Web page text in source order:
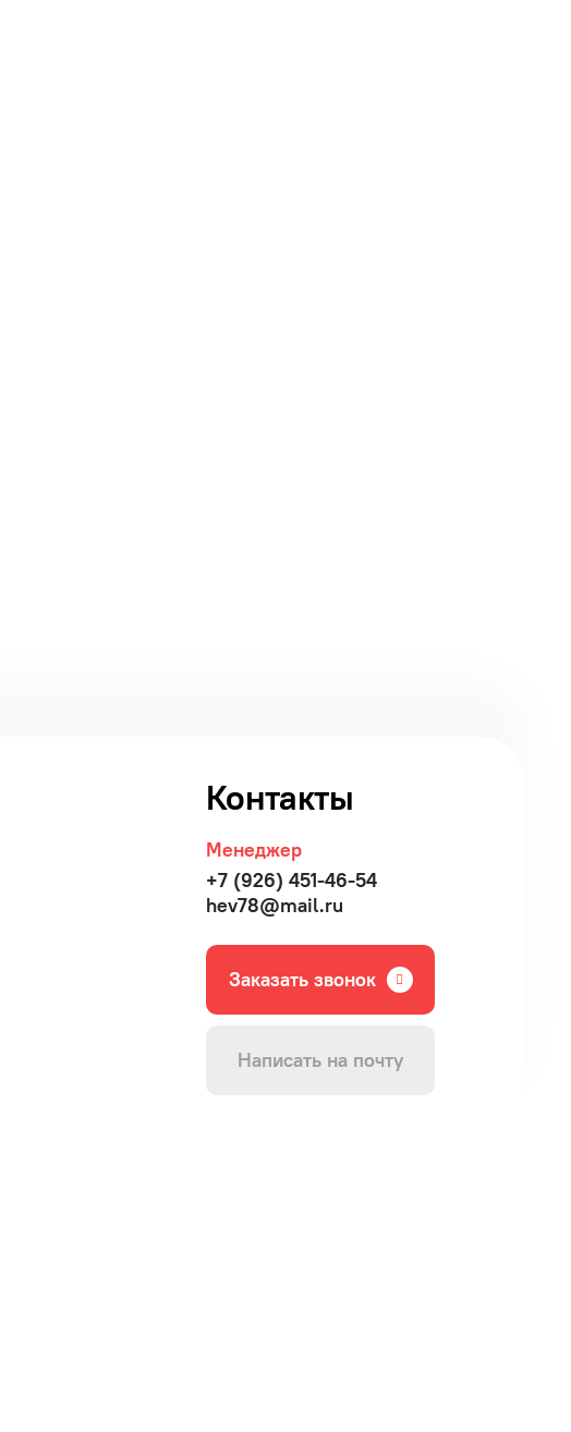
Контакты
Менеджер
+7 (926) 451-46-54
hev78@mail.ru
Заказать звонок
Написать на почту